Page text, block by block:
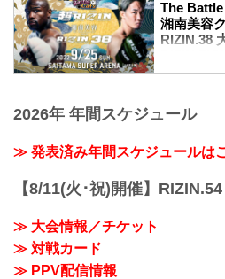
The
湘南美容
RIZIN.38
RIZIN
フィシャ
名称
美容クリニ
2022年9月
始
2026年 年間スケジュール
≫ 発表済み年間スケジュールは
【8/11(火･祝)開催】
≫ 大会情報／チケット
≫ 対戦カード
≫ PPV配信情報